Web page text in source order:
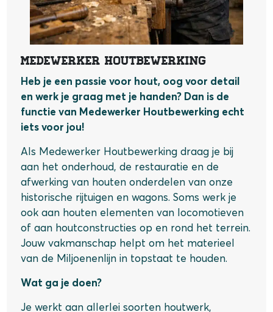
Medewerker Houtbewerking
Heb je een passie voor hout, oog voor detail
en werk je graag met je handen? Dan is de
functie van Medewerker Houtbewerking echt
iets voor jou!
Als Medewerker Houtbewerking draag je bij
aan het onderhoud, de restauratie en de
afwerking van houten onderdelen van onze
historische rijtuigen en wagons. Soms werk je
ook aan houten elementen van locomotieven
of aan houtconstructies op en rond het terrein.
Jouw vakmanschap helpt om het materieel
van de Miljoenenlijn in topstaat te houden.
Wat ga je doen?
Je werkt aan allerlei soorten houtwerk,